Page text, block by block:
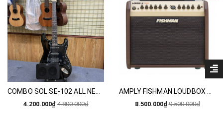
4.200.000₫4.800.000₫ 8.500.000₫9.500.000₫